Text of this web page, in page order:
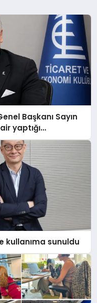
Başkanı Sayın
yaptığı
kullanıma sunuldu